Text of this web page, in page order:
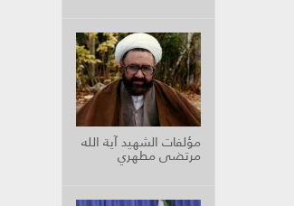
مؤلفات الشهيد آية الله
مرتضى مطهري